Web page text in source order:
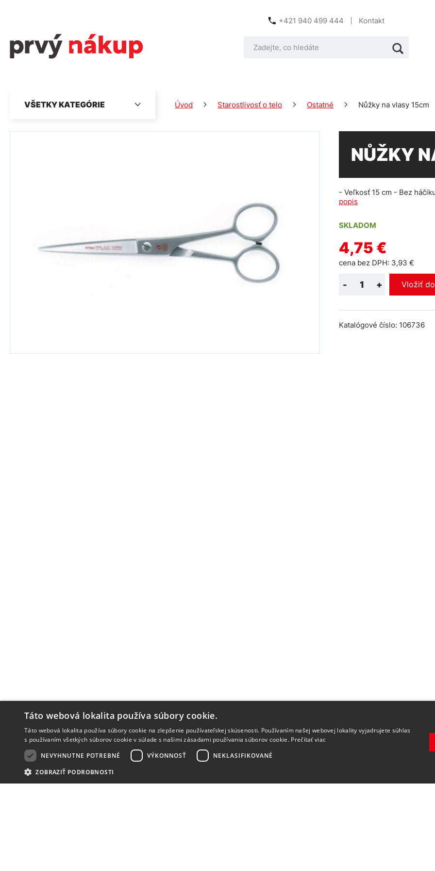
+421 940 499 444 Kontakt
Úvod Starostlivosť o telo Ostatné Nůžky na vlasy 15cm
VŠETKY KATEGÓRIE
NŮŽKY
- Veľkosť 15 cm - Bez
popis
SKLADOM
4,75 €
cena bez DPH: 3,93 €
+
- Vložiť
Katalógové číslo: 106736
Táto webová lokalita používa súbory cookie.
Táto webová lokalita používa súbory cookie na zlepšenie používateľskej skúsenosti. Používaním našej webovej lokality vyjadrujete súhlas
s používaním všetkých súborov cookie v súlade s našimi zásadami používania súborov cookie. Prečítať viac
NEVYHNUTNE POTREBNÉ
VÝKONNOSŤ NEKLASIFIKOVANÉ
ZOBRAZIŤ PODROBNOSTI